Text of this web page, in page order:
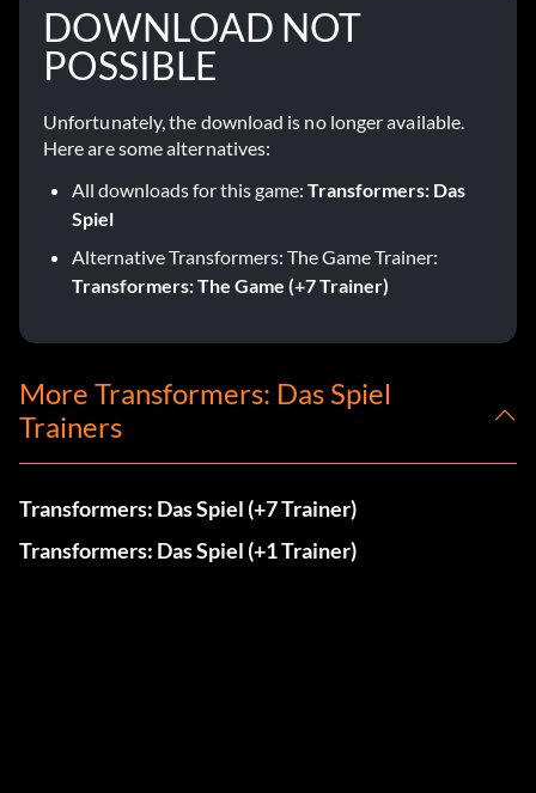
DOWNLOAD NOT
POSSIBLE
Unfortunately, the download is no longer available.
Here are some alternatives:
All downloads for this game: Transformers: Das
Spiel
Alternative Transformers: The Game Trainer:
Transformers: The Game (+7 Trainer)
More Transformers: Das Spiel
Trainers
Transformers: Das Spiel (+7 Trainer)
Transformers: Das Spiel (+1 Trainer)